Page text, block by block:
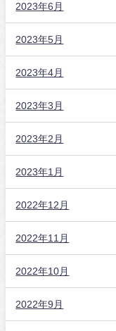
2023年6月
2023年5月
2023年4月
2023年3月
2023年2月
2023年1月
2022年12月
2022年11月
2022年10月
2022年9月